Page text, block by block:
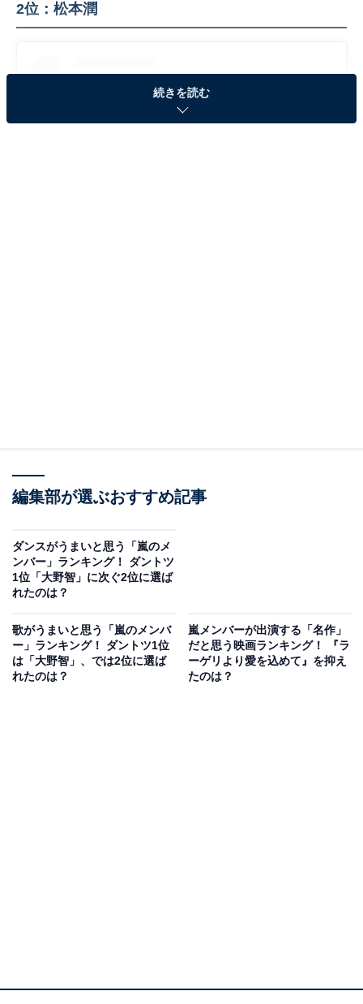
2位：松本潤
で主演を務める松本潤さんがランクイン。5月には松本
さん演じる徳川家康のゆかりの地、浜松で行われた浜松
まつりに参加。甲冑姿で家康公騎馬武者行列に参加し、
68万人の大観衆を沸かせました。
ほかにも代表作と呼び声高い『花より男子』（TBS系）
続きを読む
編集部が選ぶおすすめ記事
ダンスがうまいと思う「嵐のメ
ンバー」ランキング！ ダントツ
1位「大野智」に次ぐ2位に選ば
れたのは？
歌がうまいと思う「嵐のメンバ
ー」ランキング！ ダントツ1位
は「大野智」、では2位に選ば
れたのは？
嵐メンバーが出演する「名作」
だと思う映画ランキング！ 『ラ
ーゲリより愛を込めて』を抑え
たのは？